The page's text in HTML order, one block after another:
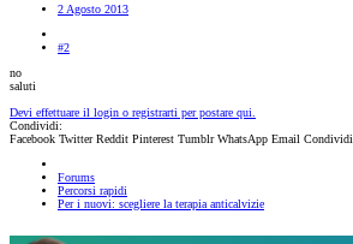
2 Agosto 2013
#2
no
saluti
Devi effettuare il login o registrarti per postare qui.
Condividi:
Facebook Twitter Reddit Pinterest Tumblr WhatsApp Email Condividi
Forums
Percorsi rapidi
Per i nuovi: scegliere la terapia anticalvizie